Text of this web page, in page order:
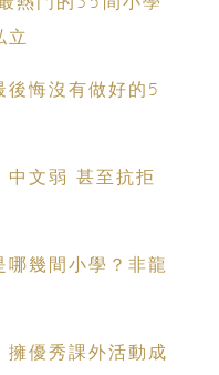
立
後悔沒有做好的5
中文弱 甚至抗拒
哪幾間小學？非龍
擁優秀課外活動成